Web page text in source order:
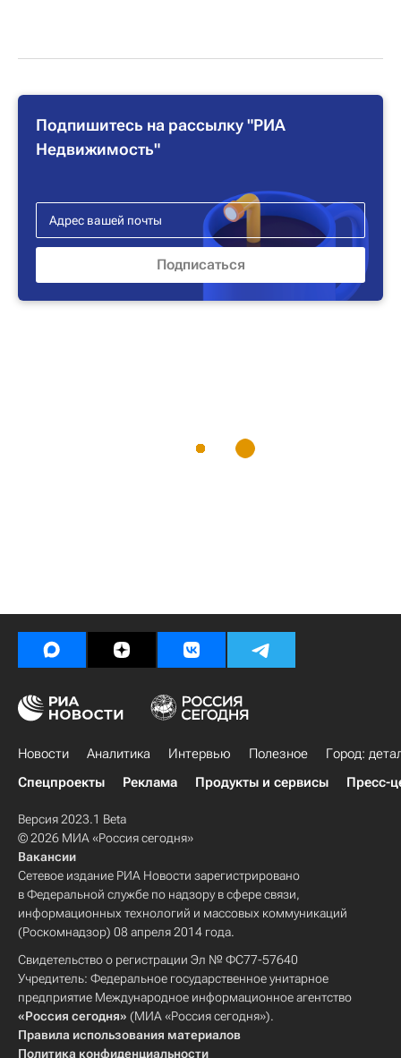
Подпишитесь на рассылку "РИА
Недвижимость"
Новости Аналитика Интервью Полезное
Город:
Спецпроекты
Реклама Продукты и сервисы Пресс-
Версия 2023.1 Beta
© 2026 МИА «Россия сегодня»
Вакансии
Сетевое издание РИА Новости зарегистрировано
в Федеральной службе по надзору в сфере связи,
информационных технологий и массовых коммуникаций
(Роскомнадзор) 08 апреля 2014 года.
Свидетельство о регистрации Эл № ФС77-57640
Учредитель: Федеральное государственное унитарное
предприятие Международное информационное агентство
«Россия сегодня» (МИА «Россия сегодня»).
Правила использования материалов
Политика конфиденциальности